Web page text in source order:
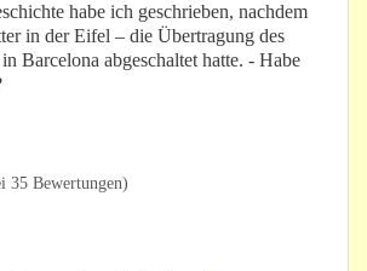
habe ich geschrieben, nachdem
in der Eifel – die Übertragung des
Barcelona abgeschaltet hatte. - Habe
35 Bewertungen)